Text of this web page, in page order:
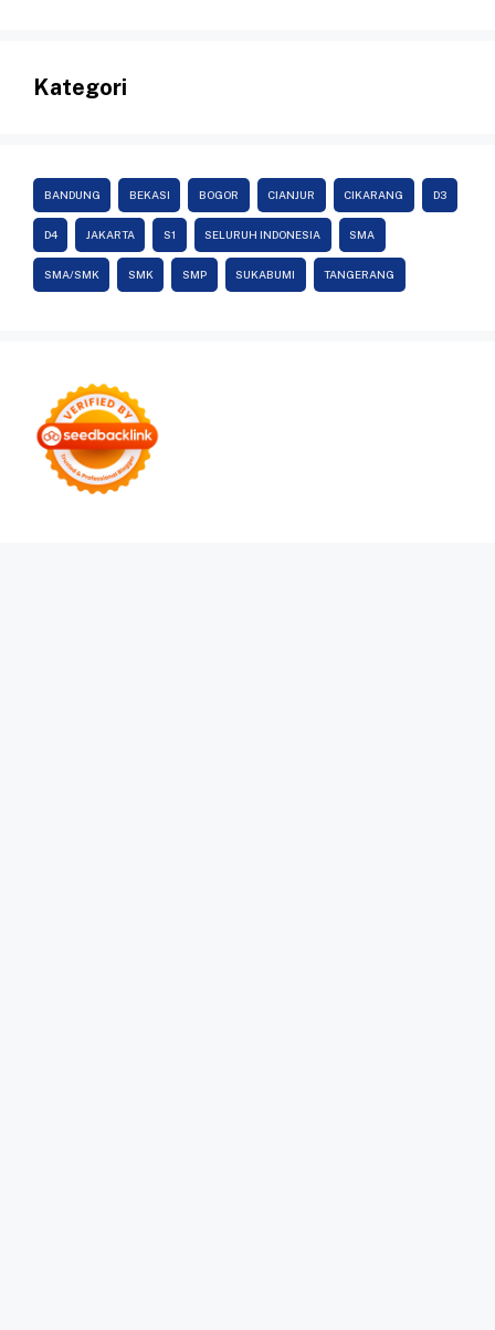
Kategori
BANDUNG BEKASI BOGOR CIANJUR CIKARANG D3
D4 JAKARTA S1 SELURUH INDONESIA SMA
SMA/SMK SMK SMP SUKABUMI TANGERANG